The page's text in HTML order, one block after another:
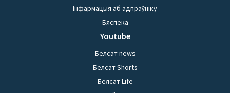
Інфармацыя аб адпраўніку
Бяспека
Youtube
Белсат news
Белсат Shorts
Белсат Life